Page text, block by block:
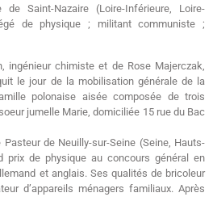
Saint-Nazaire (Loire-Inférieure, Loire-
de physique ; militant communiste ;
ingénieur chimiste et de Rose Majerczak,
le jour de la mobilisation générale de la
polonaise aisée composée de trois
jumelle Marie, domiciliée 15 rue du Bac
de Neuilly-sur-Seine (Seine, Hauts-
prix de physique au concours général en
et anglais. Ses qualités de bricoleur
d’appareils ménagers familiaux. Après